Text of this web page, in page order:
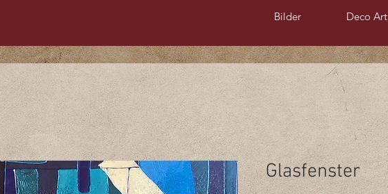
Bilder Deco Art
Glasfenster